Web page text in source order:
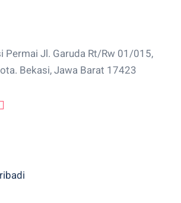
Permai Jl. Garuda Rt/Rw 01/015,
Bekasi, Jawa Barat 17423